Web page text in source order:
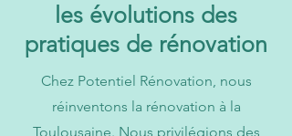
les évolutions des
pratiques de rénovation
Chez Potentiel Rénovation, nous
réinventons la rénovation à la
Toulousaine. Nous privilégions des